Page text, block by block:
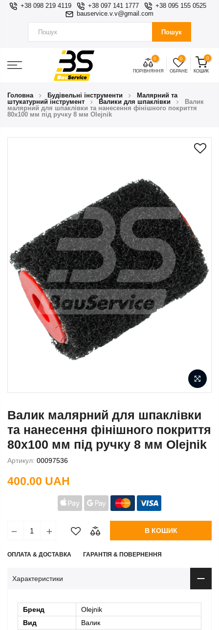
+38 098 219 4119 +38 097 141 1777
+38 095 155 0525
bauservice.v.v@gmail.com
Пошук
0
ПОРІВНЯННЯ
0
ОБРАНЕ
0
КОШИК
Головна Будівельні інструменти
Малярний та
штукатурний інструмент
Валики для шпаклівки
Валик
малярний для шпаклівки та нанесення фінішного покриття
80х100 мм під ручку 8 мм Olejnik
Валик малярний для шпаклівки
та нанесення фінішного покриття
80х100 мм під ручку 8 мм Olejnik
Артикул: 00097536
400.00 UAH
В КОШИК
ОПЛАТА & ДОСТАВКА ГАРАНТІЯ & ПОВЕРНЕННЯ
Характеристики
Бренд
Olejnik
Вид
Валик